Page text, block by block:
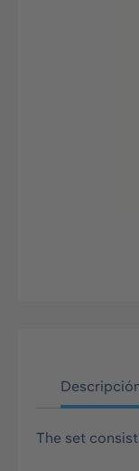
The set